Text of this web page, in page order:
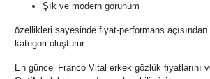
Şık ve modern görünüm
özellikleri sayesinde fiyat-performans
kategori oluşturur.
En güncel Franco Vital erkek gözlük fiyatlarını